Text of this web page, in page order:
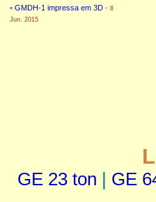
• GMDH-1 impressa em 3D - 8
Jun. 2015
GE 23 ton
GE